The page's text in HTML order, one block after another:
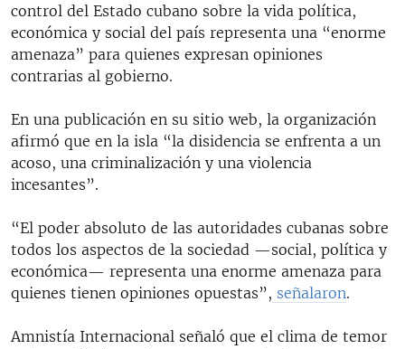
control del Estado cubano sobre la vida política,
económica y social del país representa una “enorme
amenaza” para quienes expresan opiniones
contrarias al gobierno.
En una publicación en su sitio web, la organización
afirmó que en la isla “la disidencia se enfrenta a un
acoso, una criminalización y una violencia
incesantes”.
“El poder absoluto de las autoridades cubanas sobre
todos los aspectos de la sociedad —social, política y
económica— representa una enorme amenaza para
quienes tienen opiniones opuestas”, señalaron.
Amnistía Internacional señaló que el clima de temor